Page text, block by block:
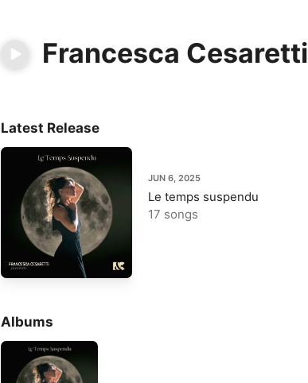
Francesca Cesaretti
Latest Release
JUN 6, 2025
Le temps suspendu
17 songs
Albums